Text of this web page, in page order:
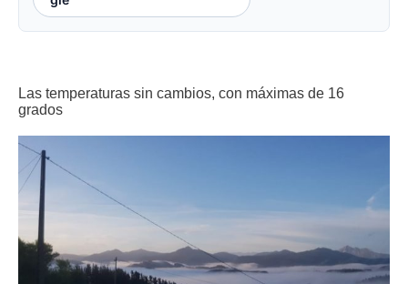
Las temperaturas sin cambios, con máximas de 16
grados